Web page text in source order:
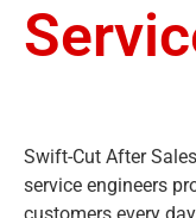
Swift-Cut After
service engineers